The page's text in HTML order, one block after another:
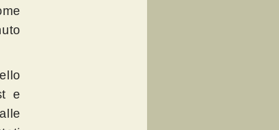
e